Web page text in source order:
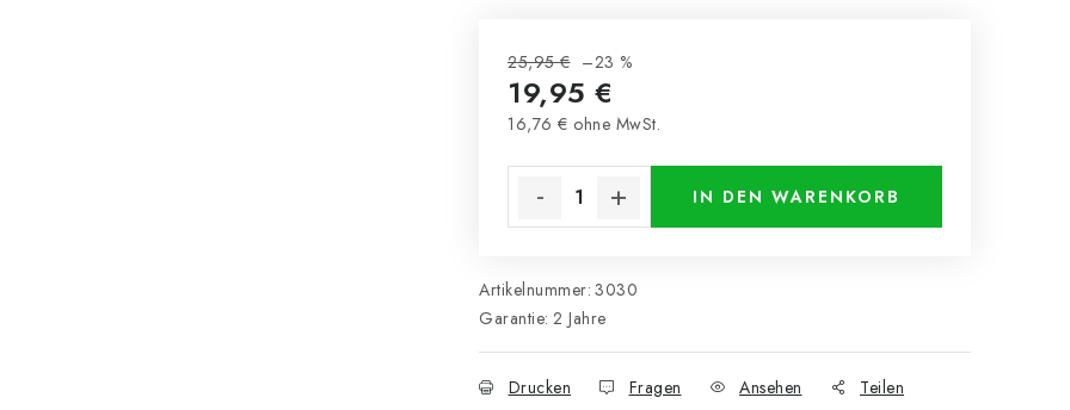
25,95 € –23 %
19,95 €
16,76 € ohne MwSt.
IN DEN WARENKORB
Artikelnummer: 3030
Garantie: 2 Jahre
Drucken Fragen Ansehen Teilen